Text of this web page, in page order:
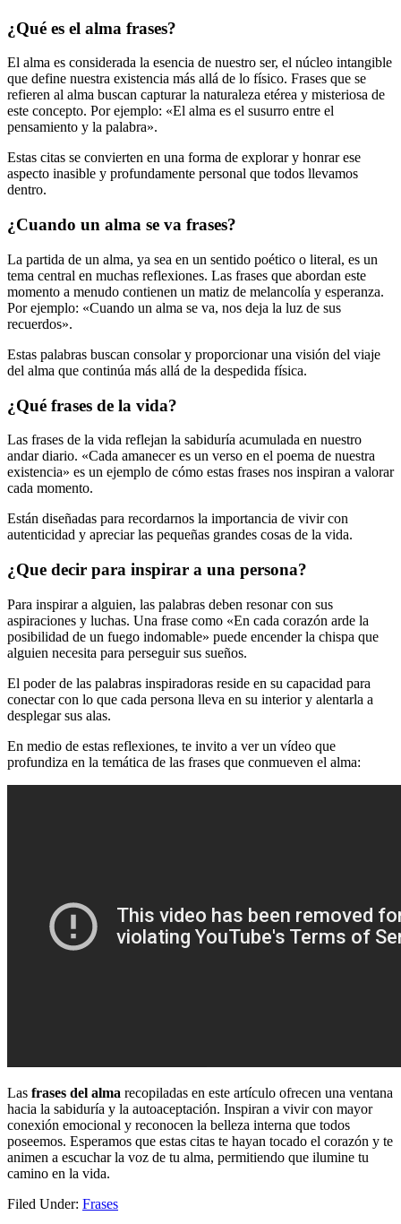
¿Qué es el alma frases?
El alma es considerada la esencia de nuestro ser, el núcleo intangible
que define nuestra existencia más allá de lo físico. Frases que se
refieren al alma buscan capturar la naturaleza etérea y misteriosa de
este concepto. Por ejemplo: «El alma es el susurro entre el
pensamiento y la palabra».
Estas citas se convierten en una forma de explorar y honrar ese
aspecto inasible y profundamente personal que todos llevamos
dentro.
¿Cuando un alma se va frases?
La partida de un alma, ya sea en un sentido poético o literal, es un
tema central en muchas reflexiones. Las frases que abordan este
momento a menudo contienen un matiz de melancolía y esperanza.
Por ejemplo: «Cuando un alma se va, nos deja la luz de sus
recuerdos».
Estas palabras buscan consolar y proporcionar una visión del viaje
del alma que continúa más allá de la despedida física.
¿Qué frases de la vida?
Las frases de la vida reflejan la sabiduría acumulada en nuestro
andar diario. «Cada amanecer es un verso en el poema de nuestra
existencia» es un ejemplo de cómo estas frases nos inspiran a valorar
cada momento.
Están diseñadas para recordarnos la importancia de vivir con
autenticidad y apreciar las pequeñas grandes cosas de la vida.
¿Que decir para inspirar a una persona?
Para inspirar a alguien, las palabras deben resonar con sus
aspiraciones y luchas. Una frase como «En cada corazón arde la
posibilidad de un fuego indomable» puede encender la chispa que
alguien necesita para perseguir sus sueños.
El poder de las palabras inspiradoras reside en su capacidad para
conectar con lo que cada persona lleva en su interior y alentarla a
desplegar sus alas.
En medio de estas reflexiones, te invito a ver un vídeo que
profundiza en la temática de las frases que conmueven el alma:
Las frases del alma recopiladas en este artículo ofrecen una ventana
hacia la sabiduría y la autoaceptación. Inspiran a vivir con mayor
conexión emocional y reconocen la belleza interna que todos
poseemos. Esperamos que estas citas te hayan tocado el corazón y te
animen a escuchar la voz de tu alma, permitiendo que ilumine tu
camino en la vida.
Filed Under: Frases